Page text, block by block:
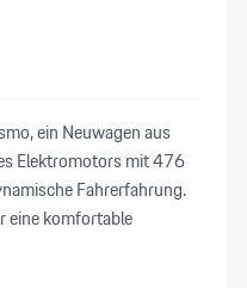
ein Neuwagen aus
Elektromotors mit 476
Fahrerfahrung.
eine komfortable